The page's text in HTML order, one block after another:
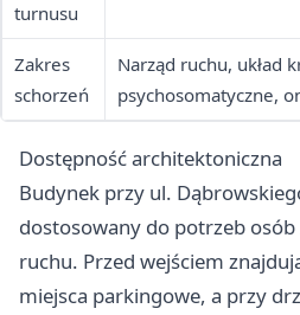
turnusu
Zakres
schorzeń
Narząd ruchu, układ
psychosomatyczne,
Dostępność architektoniczna
Budynek przy ul.
dostosowany do potrzeb osób
ruchu. Przed wejściem
miejsca parkingowe, a przy